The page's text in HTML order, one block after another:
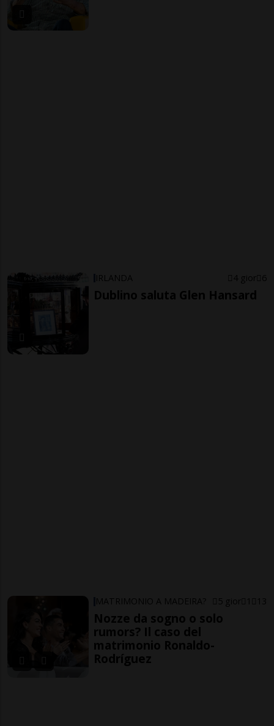
IRLANDA 4 gior 6
Dublino saluta Glen Hansard
MATRIMONIO A MADEIRA? 5 gior 1 13
Nozze da sogno o solo
rumors? Il caso del
matrimonio Ronaldo-
Rodríguez